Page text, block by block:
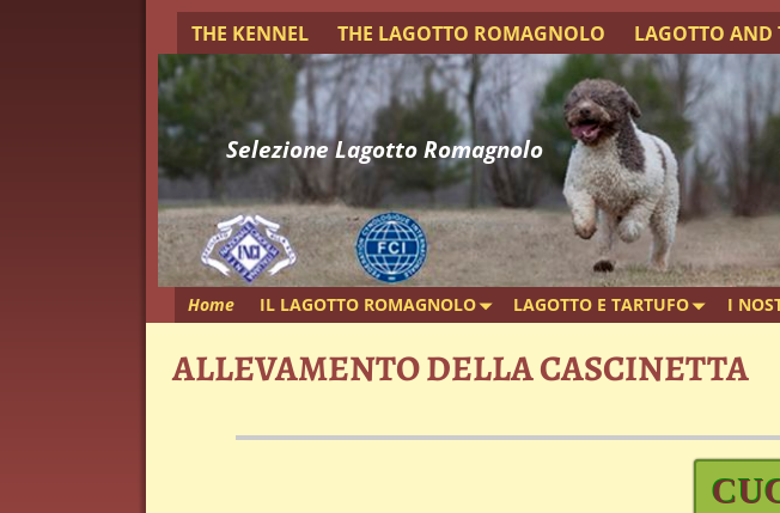
THE KENNEL THE LAGOTTO ROMAGNOLO LAGOTTO AND
Selezione Lagotto Romagnolo
Home IL LAGOTTO ROMAGNOLO LAGOTTO E TARTUFO I
ALLEVAMENTO DELLA CASCINETTA